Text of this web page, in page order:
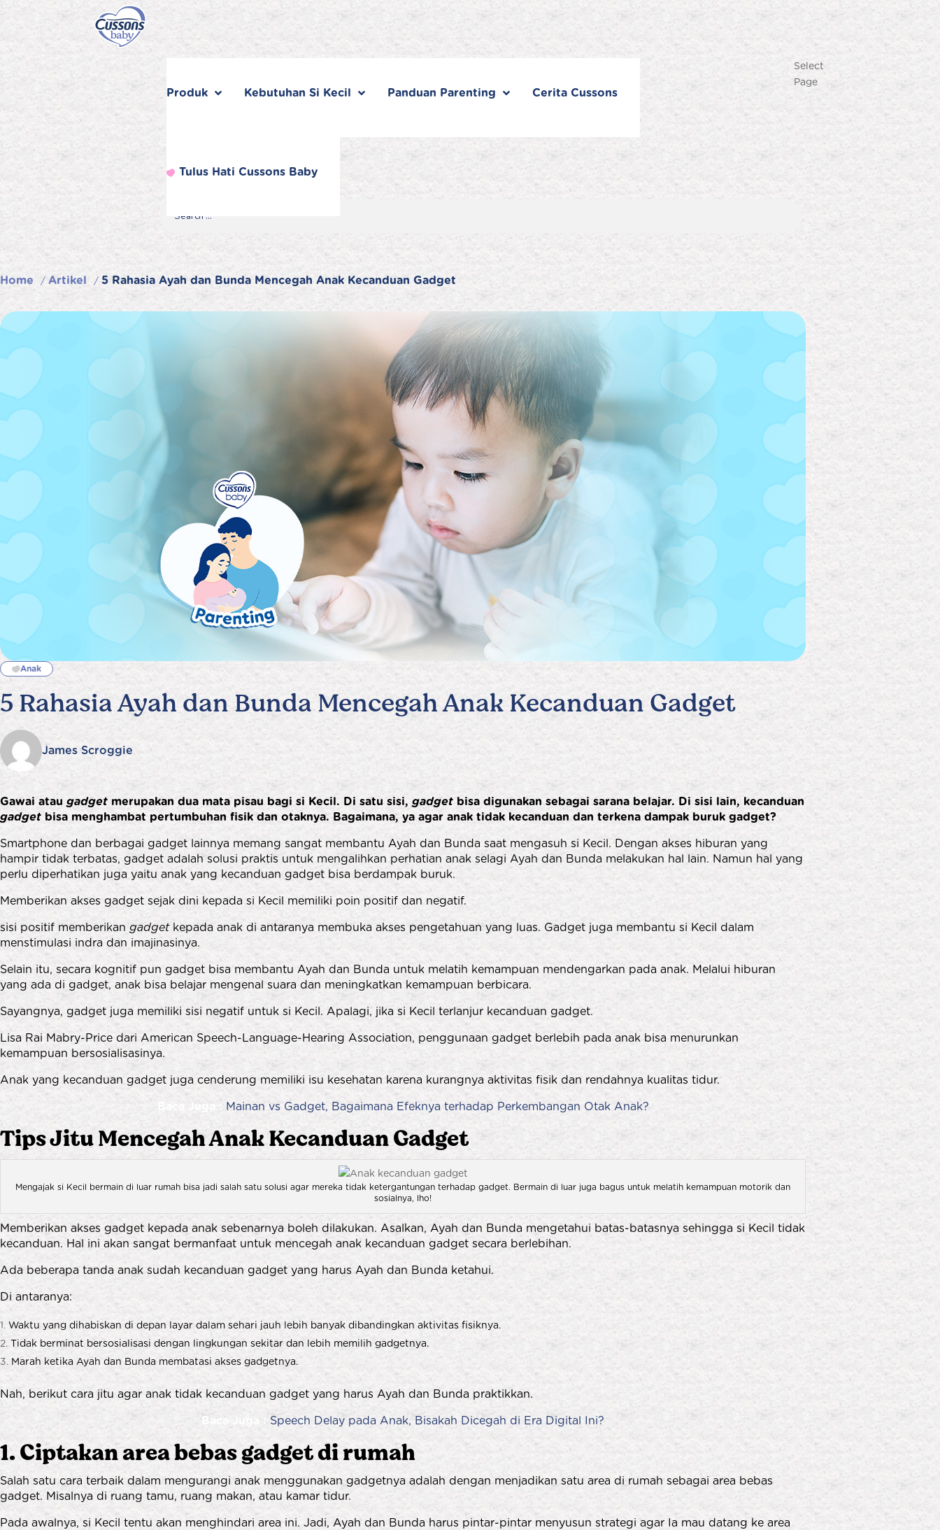
Produk
Lihat semua produk
Kebutuhan Si Kecil Panduan Parenting Cerita Cussons
Tulus Hati Cussons Baby
Select
Page
Search
Home / Artikel / 5 Rahasia Ayah dan Bunda Mencegah Anak Kecanduan Gadget
Anak
5 Rahasia Ayah dan Bunda Mencegah Anak Kecanduan Gadget
James Scroggie
Gawai atau gadget merupakan dua mata pisau bagi si Kecil. Di satu sisi, gadget bisa digunakan sebagai sarana belajar. Di sisi lain, kecanduan
gadget bisa menghambat pertumbuhan fisik dan otaknya. Bagaimana, ya agar anak tidak kecanduan dan terkena dampak buruk gadget?
Smartphone dan berbagai gadget lainnya memang sangat membantu Ayah dan Bunda saat mengasuh si Kecil. Dengan akses hiburan yang
hampir tidak terbatas, gadget adalah solusi praktis untuk mengalihkan perhatian anak selagi Ayah dan Bunda melakukan hal lain. Namun hal yang
perlu diperhatikan juga yaitu anak yang kecanduan gadget bisa berdampak buruk.
Memberikan akses gadget sejak dini kepada si Kecil memiliki poin positif dan negatif.
sisi positif memberikan gadget kepada anak di antaranya membuka akses pengetahuan yang luas. Gadget juga membantu si Kecil dalam
menstimulasi indra dan imajinasinya.
Selain itu, secara kognitif pun gadget bisa membantu Ayah dan Bunda untuk melatih kemampuan mendengarkan pada anak. Melalui hiburan
yang ada di gadget, anak bisa belajar mengenal suara dan meningkatkan kemampuan berbicara.
Sayangnya, gadget juga memiliki sisi negatif untuk si Kecil. Apalagi, jika si Kecil terlanjur kecanduan gadget.
Lisa Rai Mabry-Price dari American Speech-Language-Hearing Association, penggunaan gadget berlebih pada anak bisa menurunkan
kemampuan bersosialisasinya.
Anak yang kecanduan gadget juga cenderung memiliki isu kesehatan karena kurangnya aktivitas fisik dan rendahnya kualitas tidur.
Baca Juga : Mainan vs Gadget, Bagaimana Efeknya terhadap Perkembangan Otak Anak?
Tips Jitu Mencegah Anak Kecanduan Gadget
Mengajak si Kecil bermain di luar rumah bisa jadi salah satu solusi agar mereka tidak ketergantungan terhadap gadget. Bermain di luar juga bagus untuk melatih kemampuan motorik dan
sosialnya, lho!
Memberikan akses gadget kepada anak sebenarnya boleh dilakukan. Asalkan, Ayah dan Bunda mengetahui batas-batasnya sehingga si Kecil tidak
kecanduan. Hal ini akan sangat bermanfaat untuk mencegah anak kecanduan gadget secara berlebihan.
Ada beberapa tanda anak sudah kecanduan gadget yang harus Ayah dan Bunda ketahui.
Di antaranya:
Waktu yang dihabiskan di depan layar dalam sehari jauh lebih banyak dibandingkan aktivitas fisiknya.
Tidak berminat bersosialisasi dengan lingkungan sekitar dan lebih memilih gadgetnya.
Marah ketika Ayah dan Bunda membatasi akses gadgetnya.
Nah, berikut cara jitu agar anak tidak kecanduan gadget yang harus Ayah dan Bunda praktikkan.
Baca Juga : Speech Delay pada Anak, Bisakah Dicegah di Era Digital Ini?
1. Ciptakan area bebas gadget di rumah
Salah satu cara terbaik dalam mengurangi anak menggunakan gadgetnya adalah dengan menjadikan satu area di rumah sebagai area bebas
gadget. Misalnya di ruang tamu, ruang makan, atau kamar tidur.
Pada awalnya, si Kecil tentu akan menghindari area ini. Jadi, Ayah dan Bunda harus pintar-pintar menyusun strategi agar Ia mau datang ke area